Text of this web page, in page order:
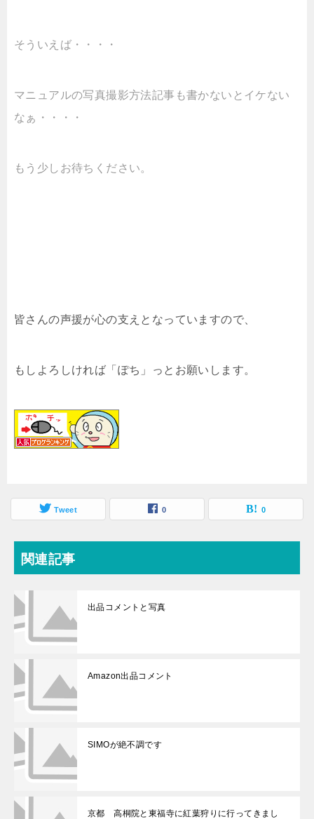
そういえば・・・・
マニュアルの写真撮影方法記事も書かないとイケない
なぁ・・・・
もう少しお待ちください。
皆さんの声援が心の支えとなっていますので、
もしよろしければ「ぽち」っとお願いします。
Tweet 0 0
関連記事
出品コメントと写真
Amazon出品コメント
SIMOが絶不調です
京都 高桐院と東福寺に紅葉狩りに行ってきまし